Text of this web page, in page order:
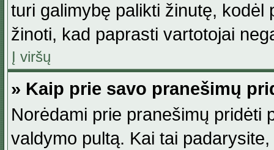
turi galimybę palikti žinutę, kodėl
žinoti, kad paprasti vartotojai
Į viršų
» Kaip prie savo pranešimų
Norėdami prie pranešimų pridėti
valdymo pultą. Kai tai